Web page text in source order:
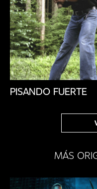
PISANDO FUERTE
MÁS